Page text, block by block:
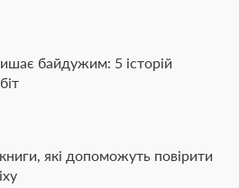
байдужим: 5 історій
які допоможуть повірити